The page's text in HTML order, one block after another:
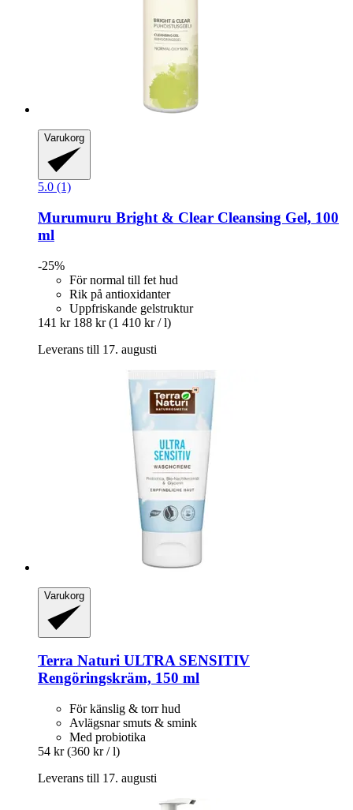
Varukorg
5.0 (1)
Murumuru Bright & Clear Cleansing Gel, 100
ml
-25%
För normal till fet hud
Rik på antioxidanter
Uppfriskande gelstruktur
141 kr 188 kr (1 410 kr / l)
Leverans till 17. augusti
Varukorg
Terra Naturi ULTRA SENSITIV
Rengöringskräm, 150 ml
För känslig & torr hud
Avlägsnar smuts & smink
Med probiotika
54 kr (360 kr / l)
Leverans till 17. augusti